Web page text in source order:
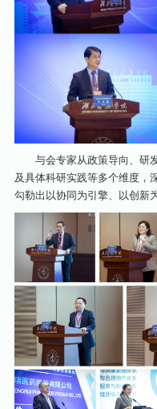
与会专家从政策导向、研
及具体科研实践等多个维度，
勾勒出以协同为引擎、以创新